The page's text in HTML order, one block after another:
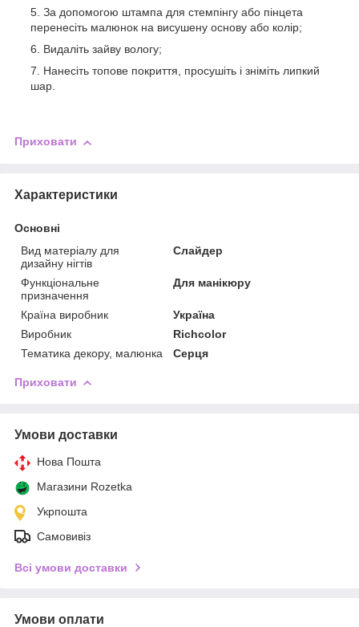
За допомогою штампа для стемпінгу або пінцета
перенесіть малюнок на висушену основу або колір;
Видаліть зайву вологу;
Нанесіть топове покриття, просушіть і зніміть липкий
шар.
Приховати
Характеристики
Основні
Вид матеріалу для
дизайну нігтів
Слайдер
Функціональне
призначення
Для манікюру
Країна виробник
Україна
Виробник
Richcolor
Тематика декору, малюнка
Серця
Приховати
Умови доставки
Нова Пошта
Магазини Rozetka
Укрпошта
Самовивіз
Всі умови доставки
Умови оплати